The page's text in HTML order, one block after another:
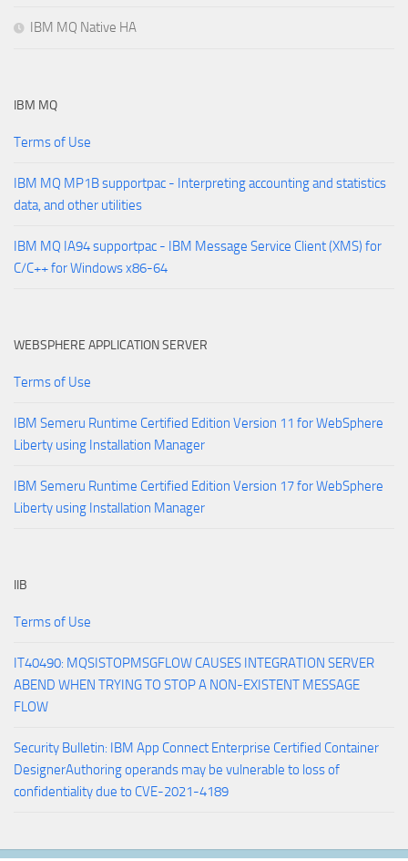
IBM MQ Native HA
IBM MQ
Terms of Use
IBM MQ MP1B supportpac - Interpreting accounting and statistics
data, and other utilities
IBM MQ IA94 supportpac - IBM Message Service Client (XMS) for
C/C++ for Windows x86-64
WEBSPHERE APPLICATION SERVER
Terms of Use
IBM Semeru Runtime Certified Edition Version 11 for WebSphere
Liberty using Installation Manager
IBM Semeru Runtime Certified Edition Version 17 for WebSphere
Liberty using Installation Manager
IIB
Terms of Use
IT40490: MQSISTOPMSGFLOW CAUSES INTEGRATION SERVER
ABEND WHEN TRYING TO STOP A NON-EXISTENT MESSAGE
FLOW
Security Bulletin: IBM App Connect Enterprise Certified Container
DesignerAuthoring operands may be vulnerable to loss of
confidentiality due to CVE-2021-4189